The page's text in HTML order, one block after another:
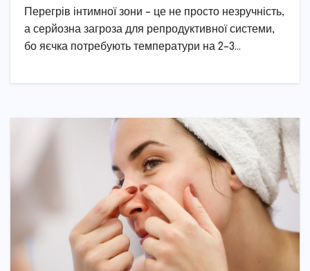
Перегрів інтимної зони – це не просто незручність,
а серйозна загроза для репродуктивної системи,
бо яєчка потребують температури на 2–3…